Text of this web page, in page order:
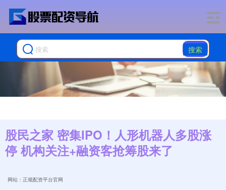
搜索
股民之家 密集IPO！人形机器人多股涨
停 机构关注+融资客抢筹股来了
网站：正规配资平台官网